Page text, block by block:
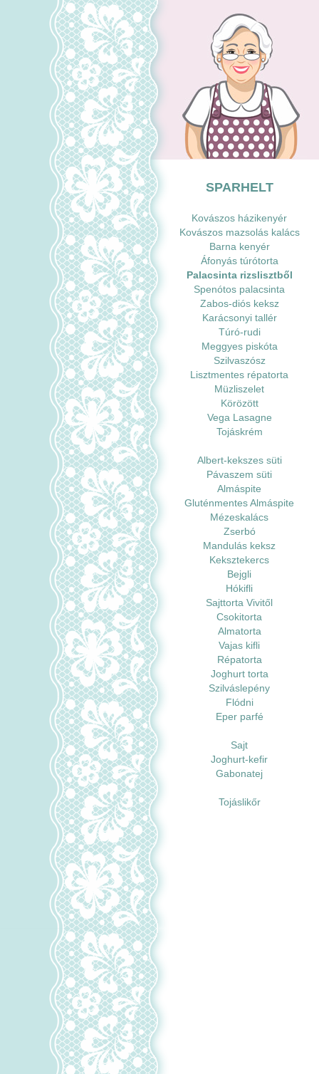
SPARHELT
Kovászos házikenyér
Kovászos mazsolás kalács
Barna kenyér
Áfonyás túrótorta
Palacsinta rizslisztből
Spenótos palacsinta
Zabos-diós keksz
Karácsonyi tallér
Túró-rudi
Meggyes piskóta
Szilvaszósz
Lisztmentes répatorta
Müzliszelet
Körözött
Vega Lasagne
Tojáskrém
Albert-kekszes süti
Pávaszem süti
Almáspite
Gluténmentes Almáspite
Mézeskalács
Zserbó
Mandulás keksz
Keksztekercs
Bejgli
Hókifli
Sajttorta Vivitől
Csokitorta
Almatorta
Vajas kifli
Répatorta
Joghurt torta
Szilváslepény
Flódni
Eper parfé
Sajt
Joghurt-kefir
Gabonatej
Tojáslikőr